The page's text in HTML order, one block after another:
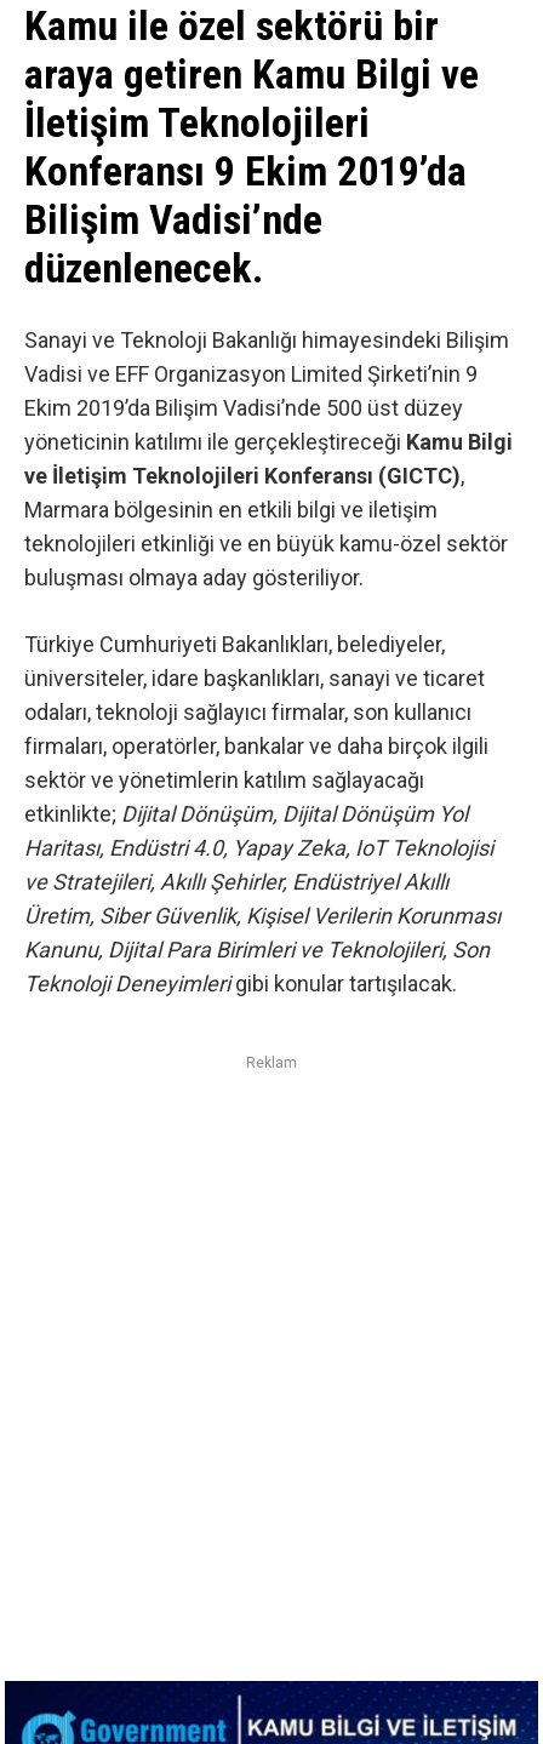
Kamu ile özel sektörü bir
araya getiren Kamu Bilgi ve
İletişim Teknolojileri
Konferansı 9 Ekim 2019’da
Bilişim Vadisi’nde
düzenlenecek.
Sanayi ve Teknoloji Bakanlığı himayesindeki Bilişim
Vadisi ve EFF Organizasyon Limited Şirketi’nin 9
Ekim 2019’da Bilişim Vadisi’nde 500 üst düzey
yöneticinin katılımı ile gerçekleştireceği Kamu Bilgi
ve İletişim Teknolojileri Konferansı (GICTC),
Marmara bölgesinin en etkili bilgi ve iletişim
teknolojileri etkinliği ve en büyük kamu-özel sektör
buluşması olmaya aday gösteriliyor.
Türkiye Cumhuriyeti Bakanlıkları, belediyeler,
üniversiteler, idare başkanlıkları, sanayi ve ticaret
odaları, teknoloji sağlayıcı firmalar, son kullanıcı
firmaları, operatörler, bankalar ve daha birçok ilgili
sektör ve yönetimlerin katılım sağlayacağı
etkinlikte; Dijital Dönüşüm, Dijital Dönüşüm Yol
Haritası, Endüstri 4.0, Yapay Zeka, IoT Teknolojisi
ve Stratejileri, Akıllı Şehirler, Endüstriyel Akıllı
Üretim, Siber Güvenlik, Kişisel Verilerin Korunması
Kanunu, Dijital Para Birimleri ve Teknolojileri, Son
Teknoloji Deneyimlerigibi konular tartışılacak.
Reklam